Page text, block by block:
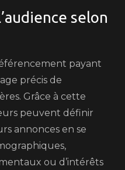
selon
payant
précis de
Grâce à cette
peuvent définir
annonces en se
ou d’intérêts